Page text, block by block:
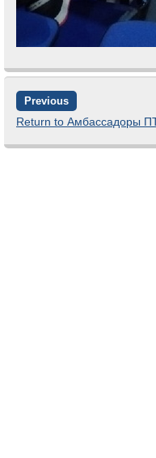
Previous
Return to Амбассадоры